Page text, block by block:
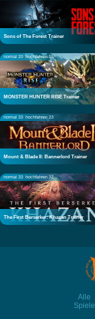
Sons of The Forest Trainer
normal 20 hochfahren 15
MONSTER HUNTER RISE Trainer
normal 33 hochfahren 23
Mount & Blade II: Bannerlord Trainer
normal 33 hochfahren 32
The First Berserker: Khazan Trainer
Alle
Spiele